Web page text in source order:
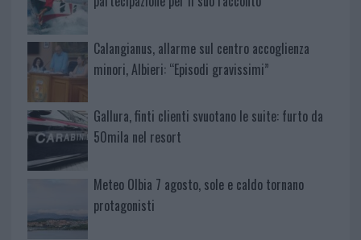
Calangianus, allarme sul centro accoglienza
minori, Albieri: “Episodi gravissimi”
Gallura, finti clienti svuotano le suite: furto da
50mila nel resort
Meteo Olbia 7 agosto, sole e caldo tornano
protagonisti